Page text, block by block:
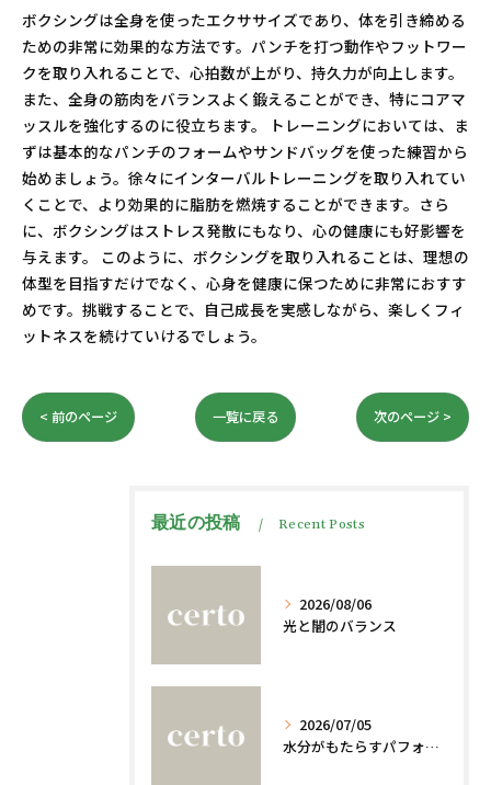
ボクシングは全身を使ったエクササイズであり、体を引き締める
ための非常に効果的な方法です。パンチを打つ動作やフットワー
クを取り入れることで、心拍数が上がり、持久力が向上します。
また、全身の筋肉をバランスよく鍛えることができ、特にコアマ
ッスルを強化するのに役立ちます。 トレーニングにおいては、ま
ずは基本的なパンチのフォームやサンドバッグを使った練習から
始めましょう。徐々にインターバルトレーニングを取り入れてい
くことで、より効果的に脂肪を燃焼することができます。さら
に、ボクシングはストレス発散にもなり、心の健康にも好影響を
与えます。 このように、ボクシングを取り入れることは、理想の
体型を目指すだけでなく、心身を健康に保つために非常におすす
めです。挑戦することで、自己成長を実感しながら、楽しくフィ
ットネスを続けていけるでしょう。
< 前のページ 一覧に戻る 次のページ >
最近の投稿 Recent Posts
2026/08/06
光と闇のバランス
2026/07/05
水分がもたらすパフォーマンスへの影響